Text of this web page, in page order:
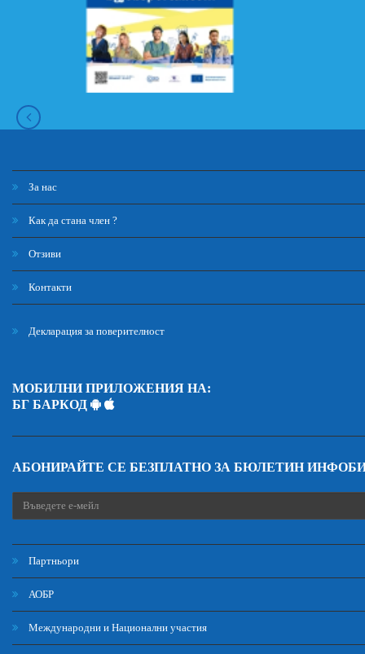
За нас
Как да стана член ?
Отзиви
Контакти
Декларация за поверителност
МОБИЛНИ ПРИЛОЖЕНИЯ НА:
БГ БАРКОД
АБОНИРАЙТЕ СЕ БЕЗПЛАТНО ЗА БЮЛЕТИН
Партньори
АОБР
Международни и Национални участия